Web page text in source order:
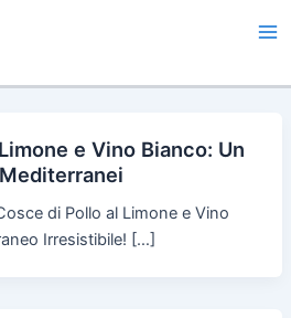
e Vino Bianco: Un
di Pollo al Limone e Vino
Irresistibile! […]